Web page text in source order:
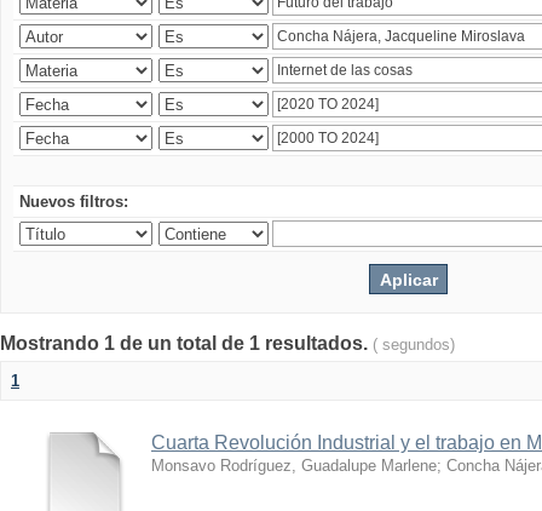
Nuevos filtros:
Mostrando 1 de un total de 1 resultados. ( segundos)
1
Cuarta Revolución Industrial y el trabajo en
Monsavo Rodríguez, Guadalupe Marlene; Concha